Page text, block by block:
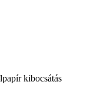
kibocsátás